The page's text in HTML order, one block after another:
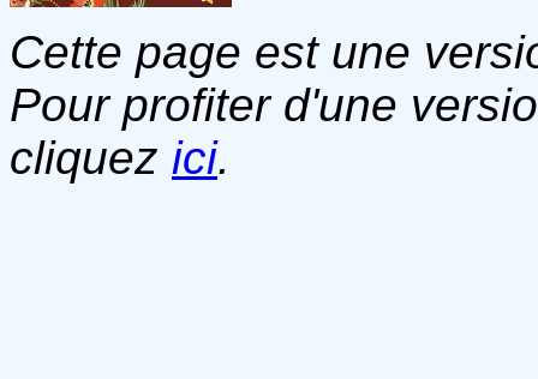
Cette page est une
Pour profiter d'une
cliquez ici.